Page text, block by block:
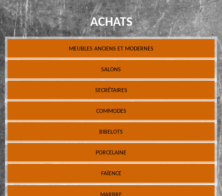
ACHATS
MEUBLES ANCIENS ET MODERNES
SALONS
SECRÉTAIRES
COMMODES
BIBELOTS
PORCELAINE
FAÏENCE
MARBRE